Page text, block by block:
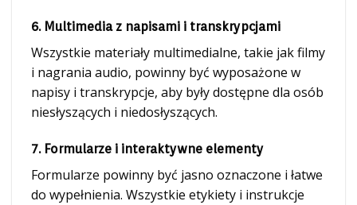
6. Multimedia z napisami i transkrypcjami
Wszystkie materiały multimedialne, takie jak filmy
i nagrania audio, powinny być wyposażone w
napisy i transkrypcje, aby były dostępne dla osób
niesłyszących i niedosłyszących.
7. Formularze i interaktywne elementy
Formularze powinny być jasno oznaczone i łatwe
do wypełnienia. Wszystkie etykiety i instrukcje